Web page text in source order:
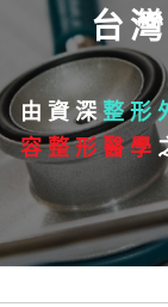
台
由資深整形
容整形醫學